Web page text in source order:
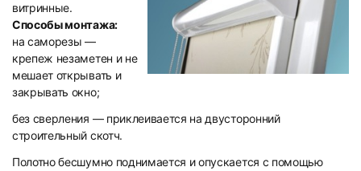
витринные.
Способы монтажа:
на саморезы —
крепеж незаметен и не
мешает открывать и
закрывать окно;
без сверления — приклеивается на двусторонний
строительный скотч.
Полотно бесшумно поднимается и опускается с помощью